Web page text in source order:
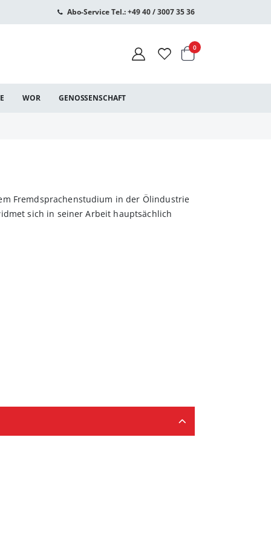
Abo-Service Tel.: +49 40 / 3007 35 36
Warenkorb
0Artikel
WOR GENOSSENSCHAFT
Fremdsprachenstudium in der Ölindustrie
sich in seiner Arbeit hauptsächlich